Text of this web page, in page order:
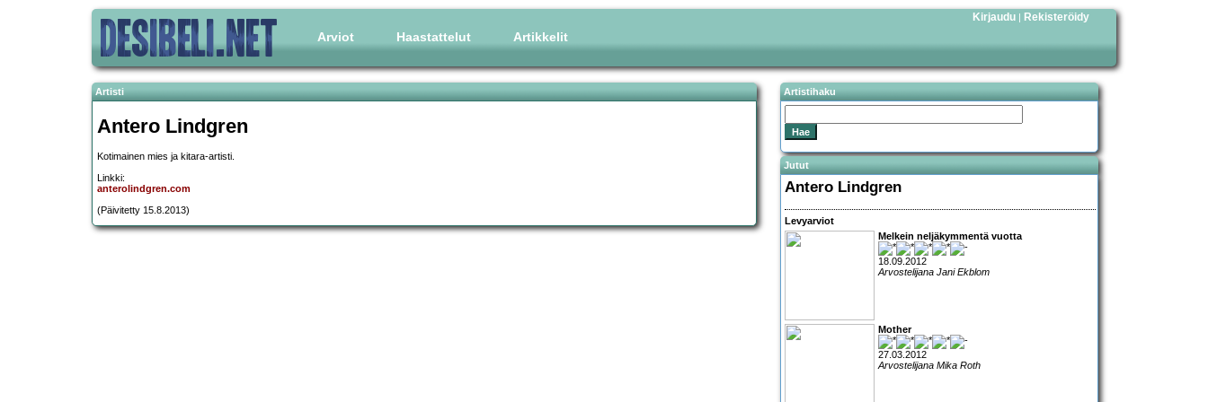
Arviot Haastattelut Artikkelit
Kirjaudu | Rekisteröidy
Artisti
Antero Lindgren
Kotimainen mies ja kitara-artisti.
Linkki:
anterolindgren.com
(Päivitetty 15.8.2013)
Artistihaku
Jutut
Antero Lindgren
Levyarviot
Melkein neljäkymmentä vuotta
18.09.2012
Arvostelijana Jani Ekblom
Mother
27.03.2012
Arvostelijana Mika Roth